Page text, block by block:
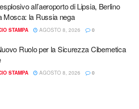
all’aeroporto di Lipsia, Berlino
Mosca: la Russia nega
STAMPA AGOSTO 8, 2026 0
Ruolo per la Sicurezza Cibernetica
STAMPA AGOSTO 8, 2026 0